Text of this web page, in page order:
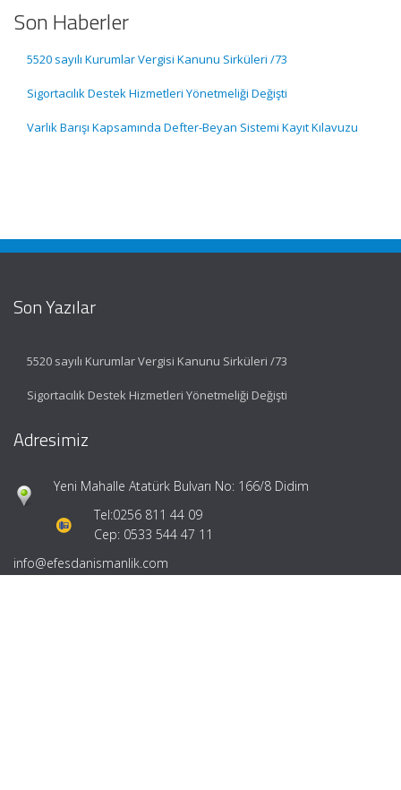
Son Haberler
5520 sayılı Kurumlar Vergisi Kanunu Sirküleri /73
Sigortacılık Destek Hizmetleri Yönetmeliği Değişti
Varlık Barışı Kapsamında Defter-Beyan Sistemi Kayıt Kılavuzu
Son Yazılar
5520 sayılı Kurumlar Vergisi Kanunu Sirküleri /73
Sigortacılık Destek Hizmetleri Yönetmeliği Değişti
Adresimiz
Yeni Mahalle Atatürk Bulvarı No: 166/8 Didim
Tel:0256 811 44 09
Cep: 0533 544 47 11
info@efesdanismanlik.com